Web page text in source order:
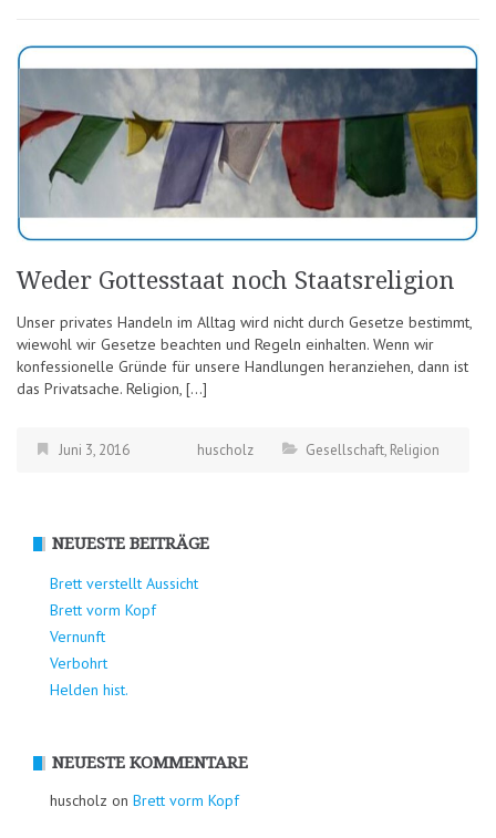
Weder Gottesstaat noch Staatsreligion
Unser privates Handeln im Alltag wird nicht durch Gesetze bestimmt,
wiewohl wir Gesetze beachten und Regeln einhalten. Wenn wir
konfessionelle Gründe für unsere Handlungen heranziehen, dann ist
das Privatsache. Religion, […]
Juni 3, 2016 huscholz Gesellschaft, Religion
NEUESTE BEITRÄGE
Brett verstellt Aussicht
Brett vorm Kopf
Vernunft
Verbohrt
Helden hist.
NEUESTE KOMMENTARE
huscholz on Brett vorm Kopf